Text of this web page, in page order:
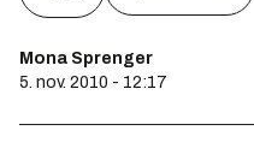
Mona Sprenger
5. nov. 2010 - 12:17